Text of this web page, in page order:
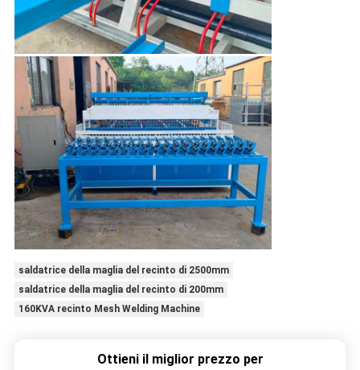
saldatrice della maglia del recinto di 2500mm
saldatrice della maglia del recinto di 200mm
160KVA recinto Mesh Welding Machine
Ottieni il miglior prezzo per